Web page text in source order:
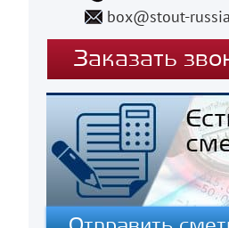
box@stout-
Заказать